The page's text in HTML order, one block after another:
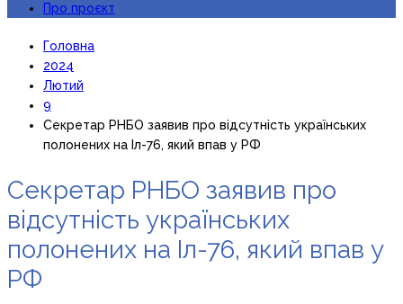
Про проєкт
Головна
2024
Лютий
9
Секретар РНБО заявив про відсутність українських
полонених на Іл-76, який впав у РФ
Секретар РНБО заявив про
відсутність українських
полонених на Іл-76, який впав у
РФ